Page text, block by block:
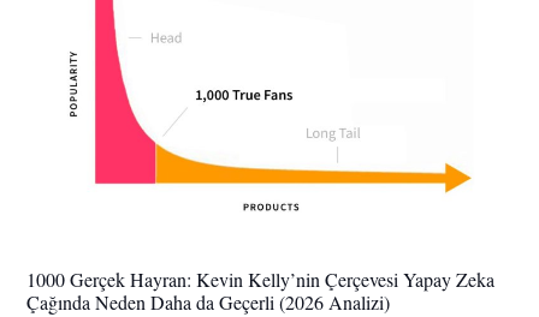
1000 Gerçek Hayran: Kevin Kelly’nin Çerçevesi Yapay Zeka
Çağında Neden Daha da Geçerli (2026 Analizi)